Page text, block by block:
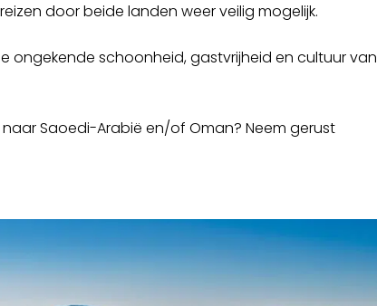
door beide landen weer veilig mogelijk.
ongekende schoonheid, gastvrijheid en cultuur van
Saoedi-Arabië en/of Oman? Neem gerust